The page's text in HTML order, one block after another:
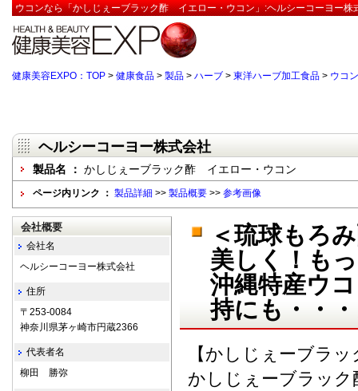
ウコンなら「かしじぇーブラック酢 イエロー・ウコン」:ヘルシーコーヨー株
健康美容EXPO：TOP > 健康食品 > 製品 > ハーブ > 東洋ハーブ加工食品 > ウコン
ヘルシーコーヨー株式会社
製品名 ： かしじぇーブラック酢 イエロー・ウコン
ページ内リンク ： 製品詳細 >> 製品概要 >> 参考画像
＜琉球もろ
美しく！も
沖縄特産ウ
持にも・・
【かしじぇーブラ
かしじぇーブラック
会社概要
会社名
ヘルシーコーヨー株式会社
住所
〒253-0084
神奈川県茅ヶ崎市円蔵2366
代表者名
柳田 勝弥